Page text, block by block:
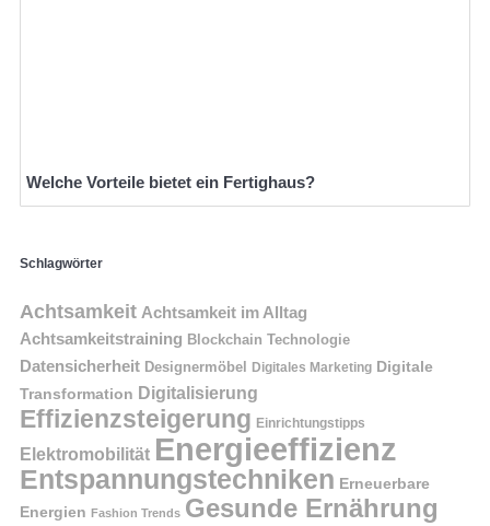
Welche Vorteile bietet ein Fertighaus?
Schlagwörter
Achtsamkeit Achtsamkeit im Alltag
Achtsamkeitstraining Blockchain Technologie
Datensicherheit Designermöbel Digitales Marketing Digitale
Transformation Digitalisierung
Effizienzsteigerung Einrichtungstipps
Elektromobilität Energieeffizienz
Entspannungstechniken Erneuerbare
Energien Fashion Trends Gesunde Ernährung